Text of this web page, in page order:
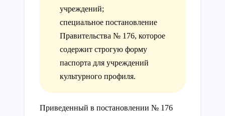
учреждений;
специальное постановление
Правительства № 176, которое
содержит строгую форму
паспорта для учреждений
культурного профиля.
Приведенный в постановлении № 176